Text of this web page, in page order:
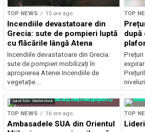
TOP NEWS 15 ore ago
Incendiile devastatoare din
Grecia: sute de pompieri luptă
cu flăcările lângă Atena
Incendiile devastatoare din Grecia:
sute de pompieri mobilizați în
apropierea Atenei Incendiile de
vegetație...
TOP
după
Sursă foto: Shutterstock
TOP NEWS 16 ore ago
Ambasadele SUA din Orientul
TOP